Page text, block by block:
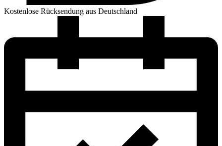
Kostenlose Rücksendung aus Deutschland